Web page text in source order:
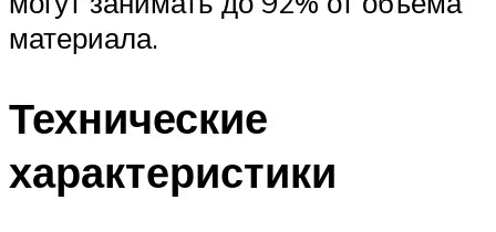
материала.
Технические
характеристики